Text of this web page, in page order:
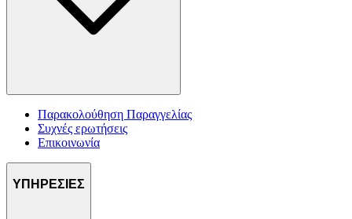
Παρακολούθηση Παραγγελίας
Συχνές ερωτήσεις
Επικοινωνία
ΥΠΗΡΕΣΙΕΣ